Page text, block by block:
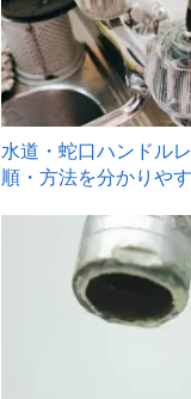
水道・蛇口ハンドル
順・方法を分かりや